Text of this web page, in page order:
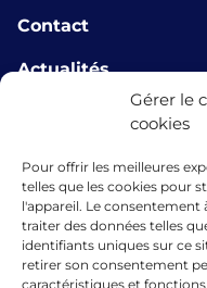
Gérer le
cookies
Pour offrir les meilleures
telles que les cookies pour
l'appareil. Le
traiter des données telles
identifiants uniques sur ce
retirer son consentement
caractéristiques et fonctions.
Contact
Actualités
info@microlux.lu
39 Rue Glesener,
Luxembourg